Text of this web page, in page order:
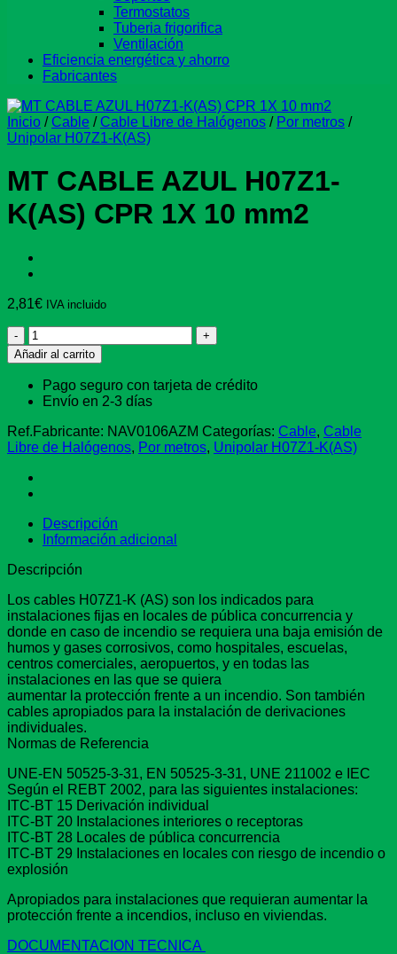
Termostatos
Tuberia frigorifica
Ventilación
Eficiencia energética y ahorro
Fabricantes
Inicio / Cable / Cable Libre de Halógenos / Por metros /
Unipolar H07Z1-K(AS)
MT CABLE AZUL H07Z1-
K(AS) CPR 1X 10 mm2
2,81€ IVA incluido
MT
CABLE
AZUL
H07Z1-
K(AS)
1X
10
cantidad
Añadir al carrito
Pago seguro con tarjeta de crédito
Envío en 2-3 días
Ref.Fabricante: NAV0106AZM Categorías: Cable, Cable
Libre de Halógenos, Por metros, Unipolar H07Z1-K(AS)
Descripción
Información adicional
Descripción
Los cables H07Z1-K (AS) son los indicados para
instalaciones fijas en locales de pública concurrencia y
donde en caso de incendio se requiera una baja emisión de
humos y gases corrosivos, como hospitales, escuelas,
centros comerciales, aeropuertos, y en todas las
instalaciones en las que se quiera
aumentar la protección frente a un incendio. Son también
cables apropiados para la instalación de derivaciones
individuales.
Normas de Referencia
UNE-EN 50525-3-31, EN 50525-3-31, UNE 211002 e IEC
Según el REBT 2002, para las siguientes instalaciones:
ITC-BT 15 Derivación individual
ITC-BT 20 Instalaciones interiores o receptoras
ITC-BT 28 Locales de pública concurrencia
ITC-BT 29 Instalaciones en locales con riesgo de incendio o
explosión
Apropiados para instalaciones que requieran aumentar la
protección frente a incendios, incluso en viviendas.
DOCUMENTACION TECNICA